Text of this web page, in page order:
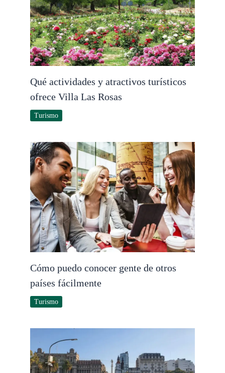
Qué actividades y atractivos turísticos
ofrece Villa Las Rosas
Turismo
Cómo puedo conocer gente de otros
países fácilmente
Turismo